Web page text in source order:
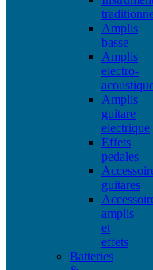
Amplis
basse
Amplis
electro-
Amplis
guitare
electrique
Effets
pedales
guitares
amplis
et
effets
Batteries